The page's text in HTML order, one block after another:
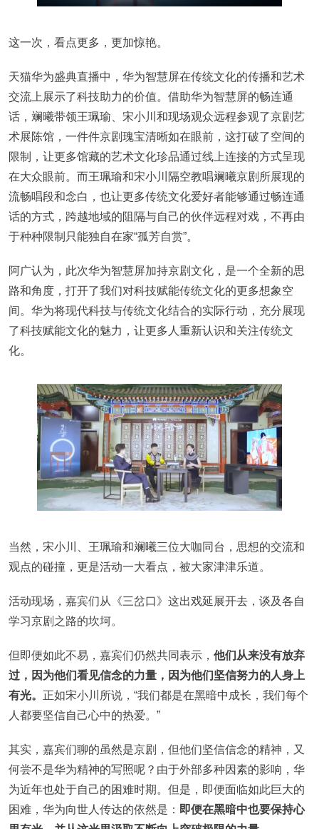
这一次，看点更多，更加惊艳。
天猫华为盛典直播中，华为智慧屏在传统文化的传播和艺术
交流上展示了科技助力的价值。借助华为智慧屏的畅连通
话，斓曦带领王珮瑜、宋小川和现场观众远程参观了京剧艺
术展陈馆，一件件京剧瑰宝清晰如在眼前，这打破了空间的
限制，让更多馆藏的艺术文化珍品通过线上连接的方式呈现
在大众眼前。而王珮瑜和宋小川隔空教唱斓曦京剧所展现的
流畅唱段和念白，也让更多传统文化爱好者能够通过畅连通
话的方式，跨越地域的阻隔与自己的伙伴远程对戏，不再由
于种种限制只能独自在家“孤芳自赏”。
阿广认为，此次华为智慧屏加持京剧文化，是一个全新的思
路和角度，打开了我们对科技赋能传统文化的更多想象空
间。华为将现代科技与传统文化结合的实际行动，充分展现
了科技赋能文化的魅力，让更多人重新认识和关注传统文
化。
当然，宋小川、王珮瑜和斓曦三位大咖同台，思想的交流和
观点的碰撞，更是活动一大看点，被大家津津乐道。
活动现场，嘉宾们从《三岔口》这出戏延展开去，谈及各自
学习京剧之路的坎坷。
但即便如此不易，嘉宾们仍然共同表示， 他们从来没有放弃
过，因为他们看见信念的力量，因为他们坚信努力的人身上
有光。 正如宋小川所说，“我们都是在黑暗中成长，我们每个
人都要坚信自己心中的热爱。”
其实，嘉宾们聊的虽然是京剧，但他们坚信信念的精神，又
何尝不是华为精神的写照呢？由于外部多种因素的影响，华
为近年也处于自己的困难时期。但是，即便面临如此巨大的
困难，华为向世人传达的依然是： 即便在黑暗中也要保持心